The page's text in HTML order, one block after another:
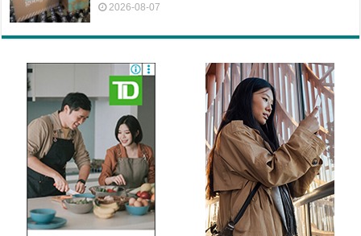
2026-08-07